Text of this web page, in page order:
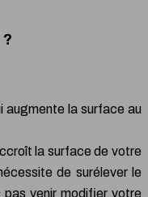
augmente la surface au
la surface de votre
de surélever le
venir modifier votre